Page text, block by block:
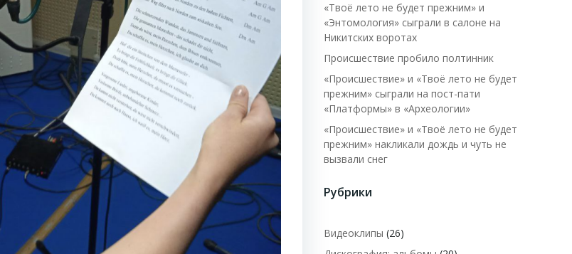
«Твоё лето не будет прежним» и
«Энтомология» сыграли в салоне на
Никитских воротах
Происшествие пробило полтинник
«Происшествие» и «Твоё лето не будет
прежним» сыграли на пост-пати
«Платформы» в «Археологии»
«Происшествие» и «Твоё лето не будет
прежним» накликали дождь и чуть не
вызвали снег
Рубрики
Видеоклипы (26)